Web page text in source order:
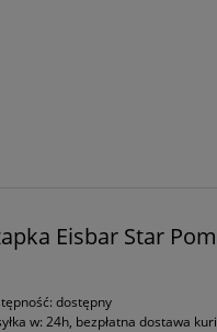
Eisbar Star
dostępny
w: 24h, bezpłatna dostawa